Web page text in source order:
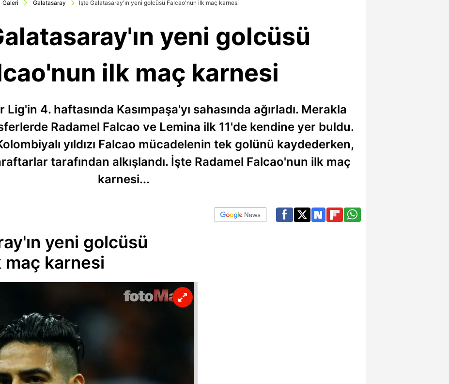
Galeri Galatasaray İşte Galatasaray'ın yeni golcüsü Falcao'nun ilk maç karnesi
yeni golcüsü
ilk maç karnesi
4. haftasında Kasımpaşa'yı sahasında ağırladı. Merakla
Radamel Falcao ve Lemina ilk 11'de kendine yer buldu.
Kolombiyalı yıldızı Falcao mücadelenin tek golünü kaydederken,
tarafından alkışlandı. İşte Radamel Falcao'nun ilk maç
karnesi...
yeni golcüsü
maç karnesi